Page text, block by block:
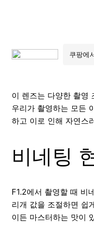
이 렌즈는 다양한 촬영
우리가 촬영하는 모든
하고 이로 인해 자연스
비네팅
F1.2에서 촬영할 때 비
리개 값을 조절하면 쉽
이든 마스터하는 맛이